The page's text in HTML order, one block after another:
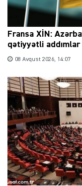
Fransa XİN:
qətiyyətli addımlar
08 Avqust 2026, 14:07